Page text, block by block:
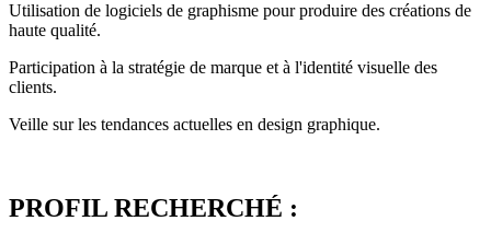
Utilisation de logiciels de graphisme pour produire des créations de
haute qualité.
Participation à la stratégie de marque et à l'identité visuelle des
clients.
Veille sur les tendances actuelles en design graphique.
PROFIL RECHERCHÉ :